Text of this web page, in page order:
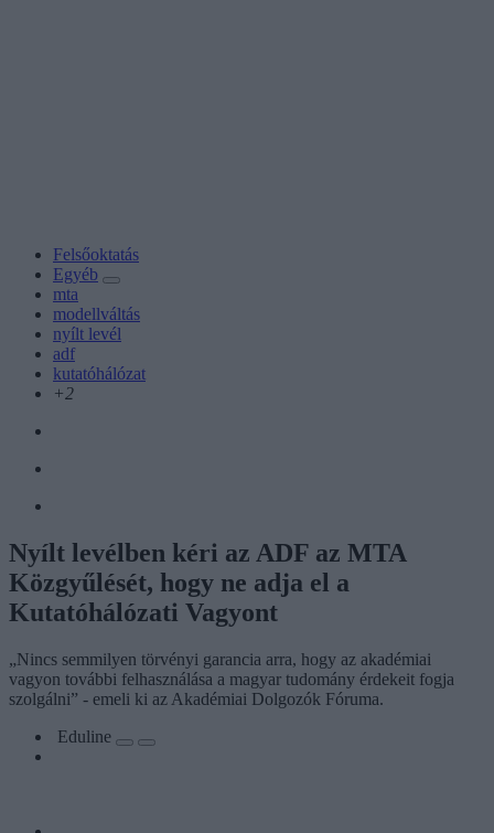
Felsőoktatás
Egyéb
mta
modellváltás
nyílt levél
adf
kutatóhálózat
+2
Nyílt levélben kéri az ADF az MTA
Közgyűlését, hogy ne adja el a
Kutatóhálózati Vagyont
„Nincs semmilyen törvényi garancia arra, hogy az akadémiai
vagyon további felhasználása a magyar tudomány érdekeit fogja
szolgálni” - emeli ki az Akadémiai Dolgozók Fóruma.
Eduline